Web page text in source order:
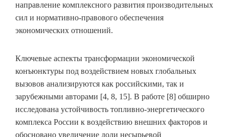
направление комплексного развития производительных
сил и нормативно-правового обеспечения
экономических отношений.
Ключевые аспекты трансформации экономической
конъюнктуры под воздействием новых глобальных
вызовов анализируются как российскими, так и
зарубежными авторами [4, 8, 15]. В работе [8] обширно
исследована устойчивость топливно-энергетического
комплекса России к воздействию внешних факторов и
обосновано увеличение доли несырьевой